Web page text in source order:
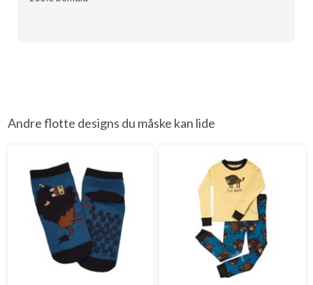
Andre flotte designs du måske kan lide